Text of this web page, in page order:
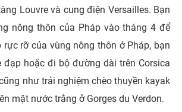
Louvre và cung điện Versailles. Bạn
nông thôn của Pháp vào tháng 4 để
rực rỡ của vùng nông thôn ở Pháp, bạn
đạp hoặc đi bộ đường dài trên Corsica
như trải nghiệm chèo thuyền kayak
mặt nước trắng ở Gorges du Verdon.